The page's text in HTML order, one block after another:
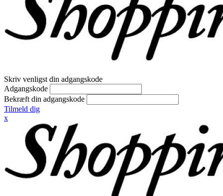
Skriv venligst din adgangskode
Adgangskode
Bekræft din adgangskode
Tilmeld dig
x